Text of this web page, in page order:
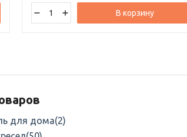
В корзину
для дома(2)